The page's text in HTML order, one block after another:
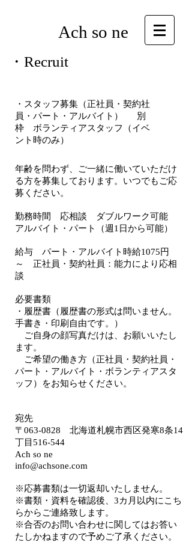
Ach so ne
​・Recruit
​・スタッフ募集（正社員・契約社
員・パート・アルバイト） 別
枠 ボランティアスタッフ（イベ
ント時のみ）
年齢を問わず、ご一緒に働いていただけ
る方を募集しております。 いつでもご応
募ください。
勤務時間 応相談 ダブルワーク可能
アルバイト・パート（週1日から可能）
給与 パート・アルバイト時給1075円
～ 正社員・契約社員：能力により応相
談
必要書類
・履歴書（履歴書の形式は問いません。
手書き・印刷自由です。）
ご自身の顔写真だけは、お願いいたし
ます。
​ ご希望の働き方（正社員・契約社員・
パート・アルバイト・ボランティアスタ
ッフ）をお知らせください。
宛先
〒063-0828 北海道札幌市西区発寒8条14
丁目516-544
Ach so ne
info@achsone.com
※応募書類は一切返却いたしません。
※書類・資料を確認後、3カ月以内にこち
らからご連絡致します。
※合否のお問い合わせに関してはお答い
たしかねますので予めご了承ください。